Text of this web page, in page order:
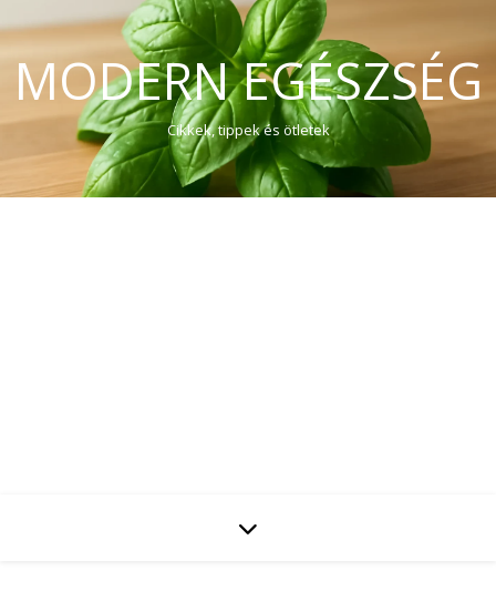
MODERN EGÉSZSÉG
Cikkek, tippek és ötletek